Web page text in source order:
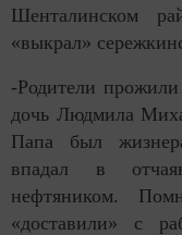
Шенталинском
«выкрал»
-Родители
дочь Людмила
Папа был
впадал в
нефтяником.
«доставили» с